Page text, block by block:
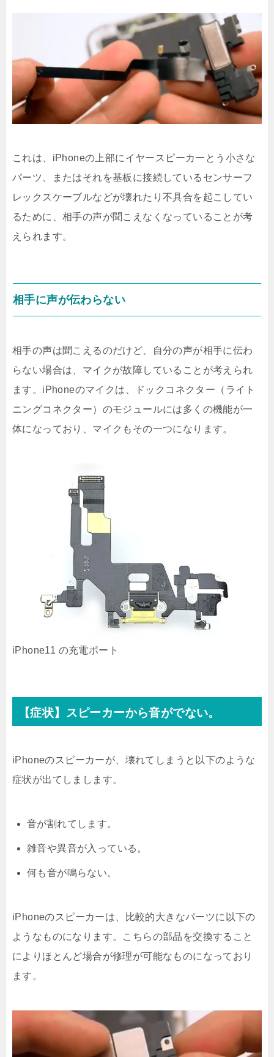
これは、iPhoneの上部にイヤースピーカーとう小さな
パーツ、またはそれを基板に接続しているセンサーフ
レックスケーブルなどが壊れたり不具合を起こしてい
るために、相手の声が聞こえなくなっていることが考
えられます。
相手に声が伝わらない
相手の声は聞こえるのだけど、自分の声が相手に伝わ
らない場合は、マイクが故障していることが考えられ
ます。iPhoneのマイクは、ドックコネクター（ライト
ニングコネクター）のモジュールには多くの機能が一
体になっており、マイクもその一つになります。
iPhone11 の充電ポート
【症状】スピーカーから音がでない。
iPhoneのスピーカーが、壊れてしまうと以下のような
症状が出てしまします。
音が割れてします。
雑音や異音が入っている。
何も音が鳴らない。
iPhoneのスピーカーは、比較的大きなパーツに以下の
ようなものになります。こちらの部品を交換すること
によりほとんど場合が修理が可能なものになっており
ます。